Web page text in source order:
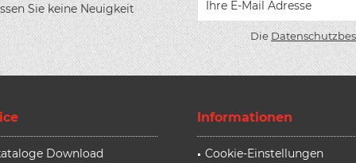
Sie keine Neuigkeit
Die
Download
Informationen
Cookie-Einstellungen